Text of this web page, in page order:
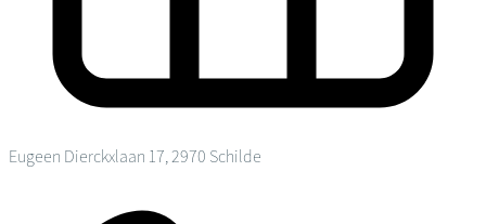
Eugeen Dierckxlaan 17, 2970 Schilde